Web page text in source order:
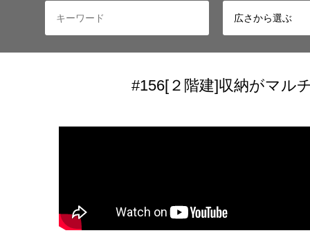
#156[２階建]収納がマル